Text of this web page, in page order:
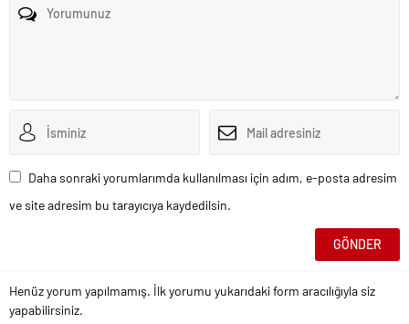
Daha sonraki yorumlarımda kullanılması için adım, e-posta adresim
ve site adresim bu tarayıcıya kaydedilsin.
Henüz yorum yapılmamış. İlk yorumu yukarıdaki form aracılığıyla siz
yapabilirsiniz.